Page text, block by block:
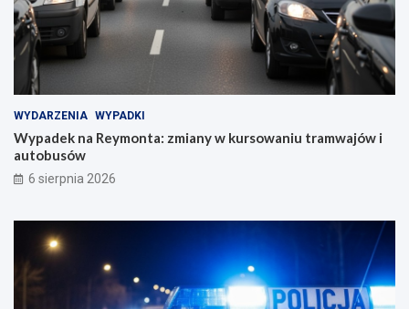
WYDARZENIA WYPADKI
Wypadek na Reymonta: zmiany w kursowaniu tramwajów i
autobusów
6 sierpnia 2026